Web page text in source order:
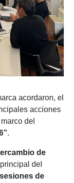
acordaron, el
acciones
del
.
de
del
de